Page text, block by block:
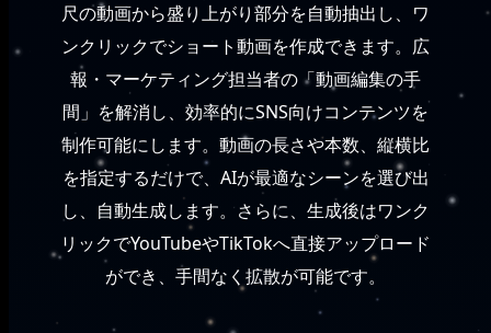
尺の動画から盛り上がり部分を自動抽出し、ワ
ンクリックでショート動画を作成できます。広
報・マーケティング担当者の「動画編集の手
間」を解消し、効率的にSNS向けコンテンツを
制作可能にします。動画の長さや本数、縦横比
を指定するだけで、AIが最適なシーンを選び出
し、自動生成します。さらに、生成後はワンク
リックでYouTubeやTikTokへ直接アップロード
ができ、手間なく拡散が可能です。